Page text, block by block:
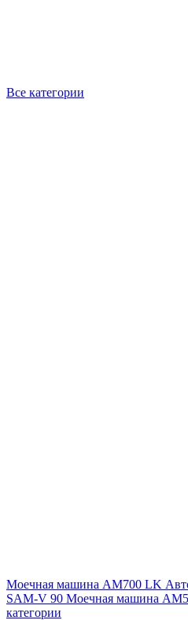
Все категории
Моечная машина AM700 LK
SAM-V 90 Моечная машина
категории